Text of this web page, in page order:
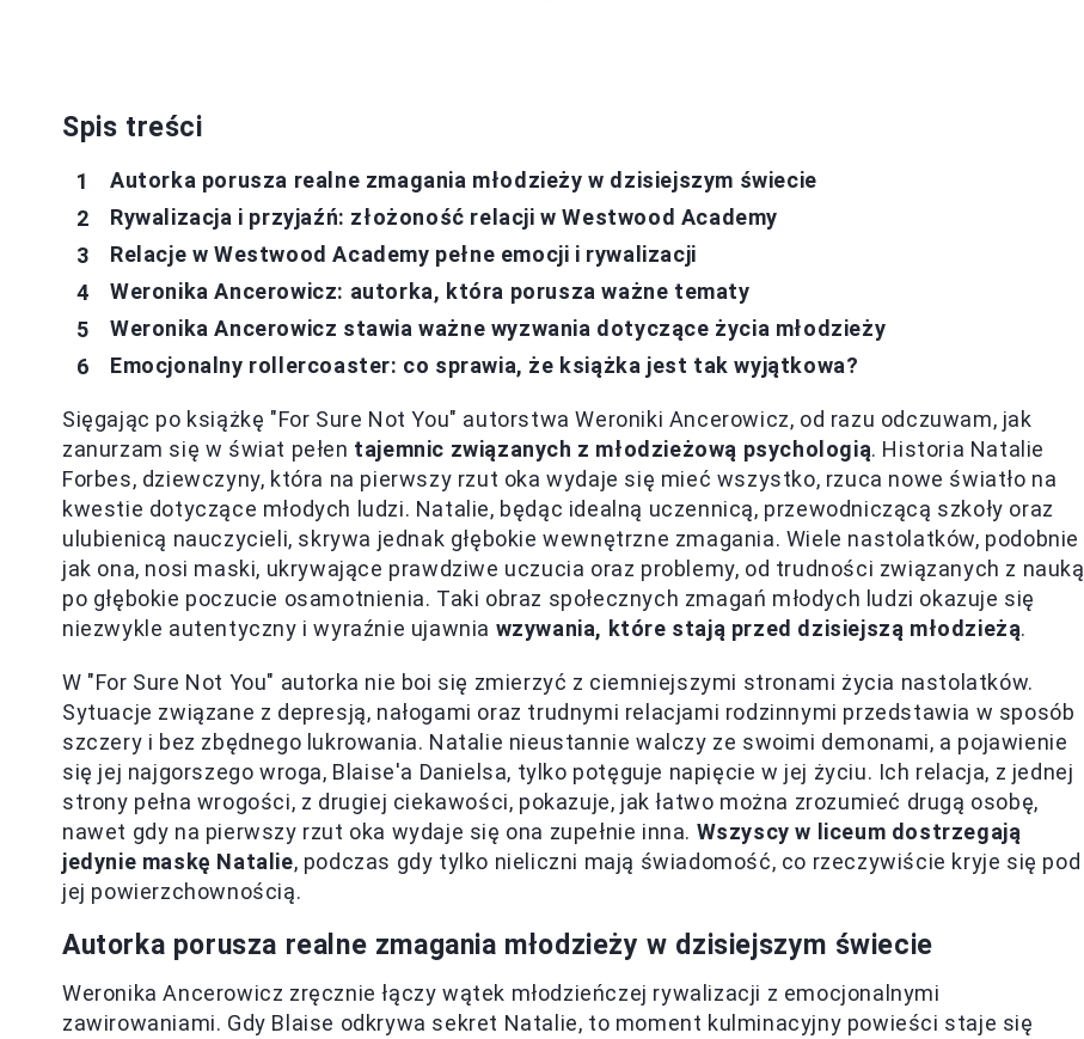
Spis treści
Autorka porusza realne zmagania młodzieży w dzisiejszym świecie
Rywalizacja i przyjaźń: złożoność relacji w Westwood Academy
Relacje w Westwood Academy pełne emocji i rywalizacji
Weronika Ancerowicz: autorka, która porusza ważne tematy
Weronika Ancerowicz stawia ważne wyzwania dotyczące życia młodzieży
Emocjonalny rollercoaster: co sprawia, że książka jest tak wyjątkowa?
Sięgając po książkę "For Sure Not You" autorstwa Weroniki Ancerowicz, od razu odczuwam, jak
zanurzam się w świat pełen tajemnic związanych z młodzieżową psychologią. Historia Natalie
Forbes, dziewczyny, która na pierwszy rzut oka wydaje się mieć wszystko, rzuca nowe światło na
kwestie dotyczące młodych ludzi. Natalie, będąc idealną uczennicą, przewodniczącą szkoły oraz
ulubienicą nauczycieli, skrywa jednak głębokie wewnętrzne zmagania. Wiele nastolatków, podobnie
jak ona, nosi maski, ukrywające prawdziwe uczucia oraz problemy, od trudności związanych z nauką
po głębokie poczucie osamotnienia. Taki obraz społecznych zmagań młodych ludzi okazuje się
niezwykle autentyczny i wyraźnie ujawnia wzywania, które stają przed dzisiejszą młodzieżą.
W "For Sure Not You" autorka nie boi się zmierzyć z ciemniejszymi stronami życia nastolatków.
Sytuacje związane z depresją, nałogami oraz trudnymi relacjami rodzinnymi przedstawia w sposób
szczery i bez zbędnego lukrowania. Natalie nieustannie walczy ze swoimi demonami, a pojawienie
się jej najgorszego wroga, Blaise'a Danielsa, tylko potęguje napięcie w jej życiu. Ich relacja, z jednej
strony pełna wrogości, z drugiej ciekawości, pokazuje, jak łatwo można zrozumieć drugą osobę,
nawet gdy na pierwszy rzut oka wydaje się ona zupełnie inna. Wszyscy w liceum dostrzegają
jedynie maskę Natalie, podczas gdy tylko nieliczni mają świadomość, co rzeczywiście kryje się pod
jej powierzchownością.
Autorka porusza realne zmagania młodzieży w dzisiejszym świecie
Weronika Ancerowicz zręcznie łączy wątek młodzieńczej rywalizacji z emocjonalnymi
zawirowaniami. Gdy Blaise odkrywa sekret Natalie, to moment kulminacyjny powieści staje się